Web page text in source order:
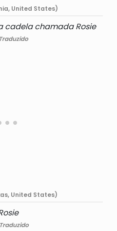
United States)
cadela chamada Rosie
Traduzido
United States)
Traduzido